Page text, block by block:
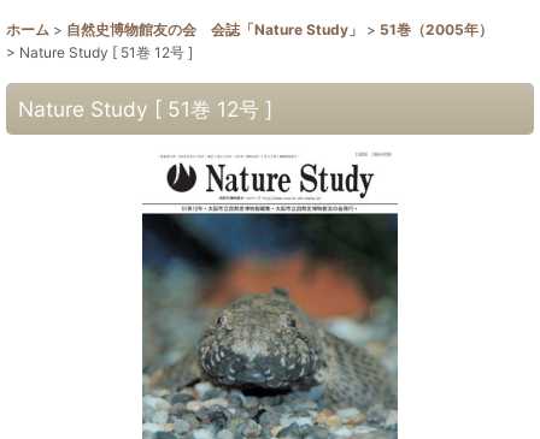
ホーム > 自然史博物館友の会 会誌「Nature Study」 > 51巻（2005年）
> Nature Study [ 51巻 12号 ]
Nature Study [ 51巻 12号 ]